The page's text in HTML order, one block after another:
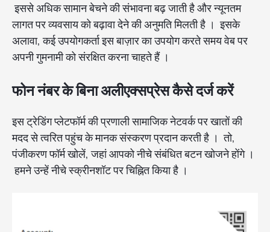
इससे अधिक सामान बेचने की संभावना बढ़ जाती है और न्यूनतम
लागत पर व्यवसाय को बढ़ावा देने की अनुमति मिलती है । इसके
अलावा, कई उपयोगकर्ता इस बाज़ार का उपयोग करते समय वेब पर
अपनी गुमनामी को संरक्षित करना चाहते हैं ।
फोन नंबर के बिना अलीएक्सप्रेस कैसे दर्ज करें
इस ट्रेडिंग प्लेटफॉर्म की प्रणाली सामाजिक नेटवर्क पर खातों की
मदद से त्वरित पहुंच के मानक संस्करण प्रदान करती है । तो,
पंजीकरण फॉर्म खोलें, जहां आपको नीचे संबंधित बटन खोजने होंगे ।
हमने उन्हें नीचे स्क्रीनशॉट पर चिह्नित किया है ।